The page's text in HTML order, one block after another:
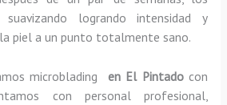
logrando intensidad y
piel a un punto totalmente sano.
microblading en El Pintado con
con personal profesional,